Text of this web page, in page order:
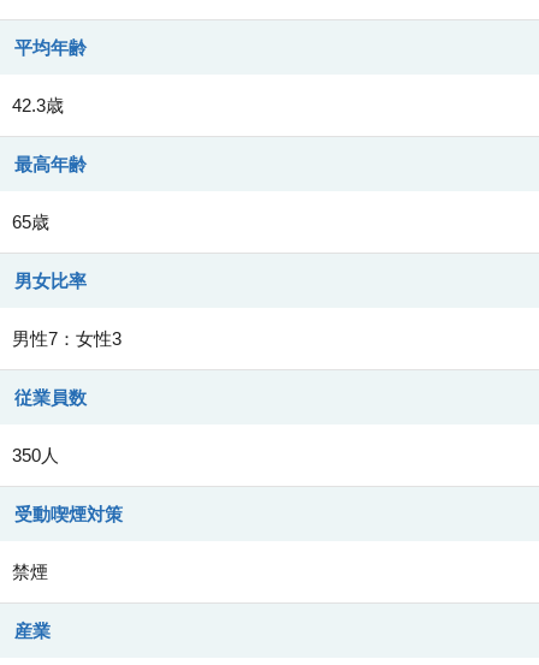
平均年齢
42.3歳
最高年齢
65歳
男女比率
男性7：女性3
従業員数
350人
受動喫煙対策
禁煙
産業